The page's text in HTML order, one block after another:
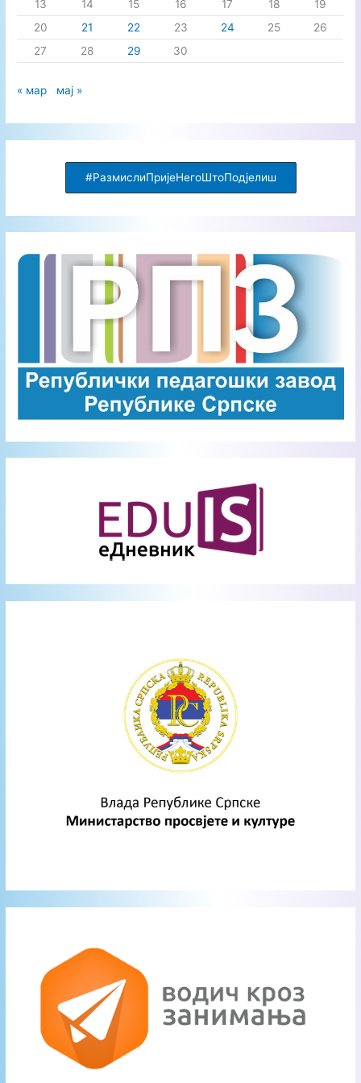
:
13
14 15 16 17 18
19
20
21 22 23 24 25
26
27
28 29 30
« мар мај »
#РазмислиПријеНегоШтоПодјелиш